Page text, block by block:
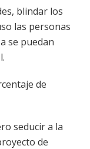
blindar los
las personas
se puedan
de
seducir a la
de